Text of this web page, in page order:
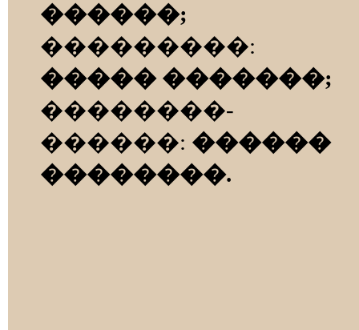
������;
���������:
����� �������;
��������-
������: ������
��������.